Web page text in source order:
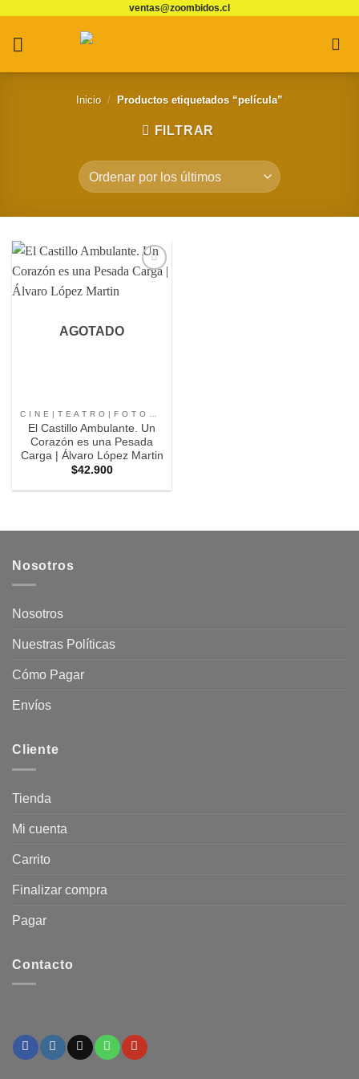
contenido
ventas@zoombidos.cl
Inicio / Productos etiquetados “película”
FILTRAR
AGOTADO
El Castillo Ambulante. Un
Corazón es una Pesada
Carga | Álvaro López Martin
$42.900
Nosotros
Nosotros
Nuestras Políticas
Cómo Pagar
Envíos
Cliente
Tienda
Mi cuenta
Carrito
Finalizar compra
Pagar
Contacto